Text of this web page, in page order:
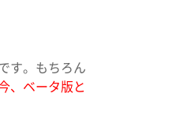
す。もちろん
、ベータ版と